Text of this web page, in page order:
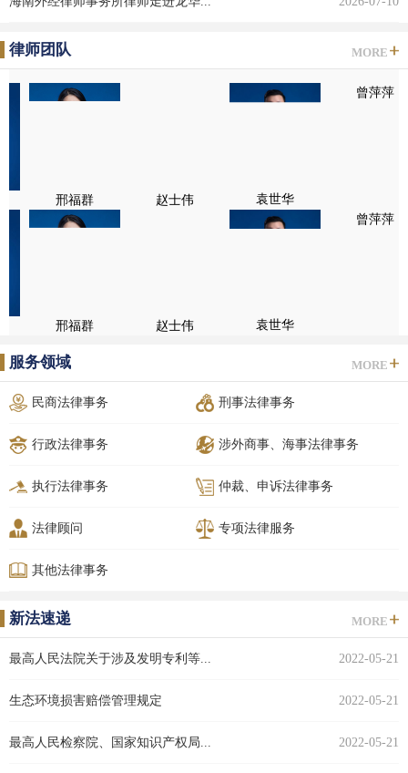
律师团队 MORE
邢福群 赵士伟 袁世华
邢福群 赵士伟 袁世华
服务领域 MORE
民商法律事务 刑事法律事务
行政法律事务 涉外商事、海事法律事务
执行法律事务 仲裁、申诉法律事务
法律顾问 专项法律服务
其他法律事务
新法速递 MORE
最高人民法院关于涉及发明专利等... 2022-05-21
生态环境损害赔偿管理规定 2022-05-21
最高人民检察院、国家知识产权局... 2022-05-21